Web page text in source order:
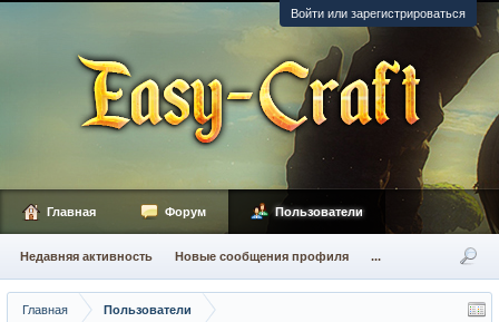
Войти или зарегистрироваться
Главная Пользователи
Главная Форум Пользователи
Недавняя активность Новые сообщения профиля ...